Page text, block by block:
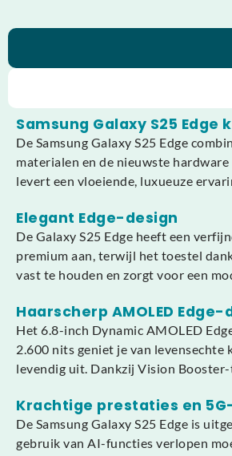
Samsung Galaxy S25 Edge
De Samsung Galaxy S25 Edge
materialen en de nieuwste
levert een vloeiende, luxueuze
Elegant Edge-design
De Galaxy S25 Edge heeft een
premium aan, terwijl het toestel
vast te houden en zorgt voor een
Haarscherp AMOLED
Het 6.8-inch Dynamic AMOLED
2.600 nits geniet je van levensechte
levendig uit. Dankzij Vision
Krachtige prestaties en
De Samsung Galaxy S25 Edge is
gebruik van AI-functies verlopen